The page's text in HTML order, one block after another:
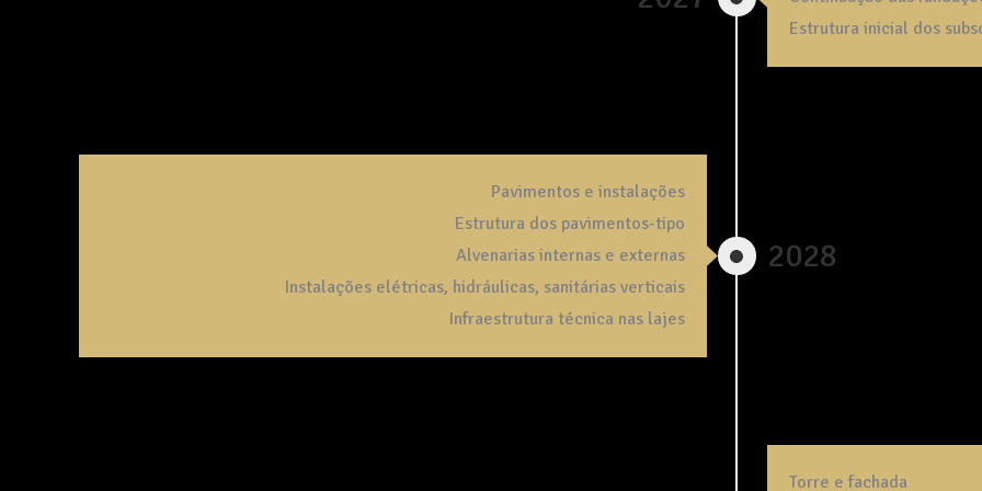
Estrutura inicial dos
Pavimentos e instalações
Estrutura dos pavimentos-tipo
Alvenarias internas e externas
Instalações elétricas, hidráulicas, sanitárias verticais
Infraestrutura técnica nas lajes
2028
Torre e fachada